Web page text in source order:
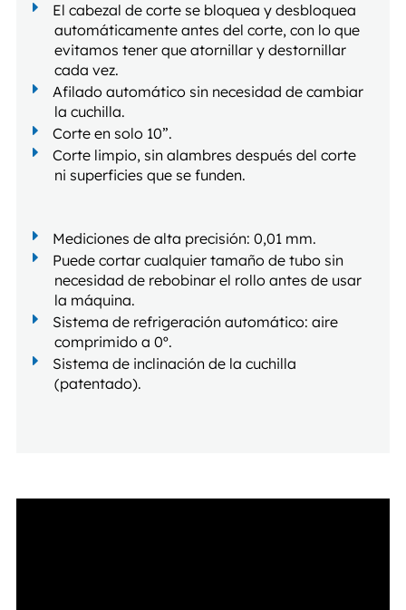
El cabezal de corte se bloquea y desbloquea
automáticamente antes del corte, con lo que
evitamos tener que atornillar y destornillar
cada vez.
Afilado automático sin necesidad de cambiar
la cuchilla.
Corte en solo 10”.
Corte limpio, sin alambres después del corte
ni superficies que se funden.
Mediciones de alta precisión: 0,01 mm.
Puede cortar cualquier tamaño de tubo sin
necesidad de rebobinar el rollo antes de usar
la máquina.
Sistema de refrigeración automático: aire
comprimido a 0º.
Sistema de inclinación de la cuchilla
(patentado).